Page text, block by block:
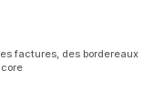
factures, des bordereaux